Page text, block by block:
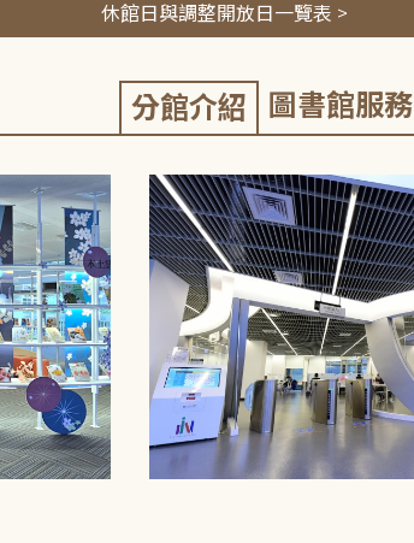
休館日與調整開放日一覽表 >
分館介紹 圖書館服務